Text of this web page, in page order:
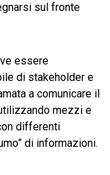
sul fronte
essere
di stakeholder e
a comunicare il
mezzi e
differenti
di informazioni.